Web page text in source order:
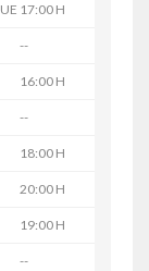
17:00 H
--
16:00 H
--
18:00 H
20:00 H
19:00 H
--